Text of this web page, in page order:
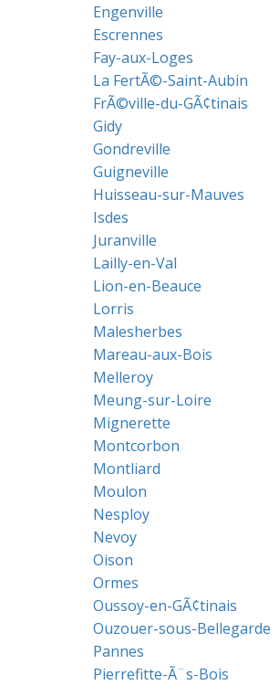
Engenville
Escrennes
Fay-aux-Loges
La FertÃ©-Saint-Aubin
FrÃ©ville-du-GÃ¢tinais
Gidy
Gondreville
Guigneville
Huisseau-sur-Mauves
Isdes
Juranville
Lailly-en-Val
Lion-en-Beauce
Lorris
Malesherbes
Mareau-aux-Bois
Melleroy
Meung-sur-Loire
Mignerette
Montcorbon
Montliard
Moulon
Nesploy
Nevoy
Oison
Ormes
Oussoy-en-GÃ¢tinais
Ouzouer-sous-Bellegarde
Pannes
Pierrefitte-Ã¨s-Bois